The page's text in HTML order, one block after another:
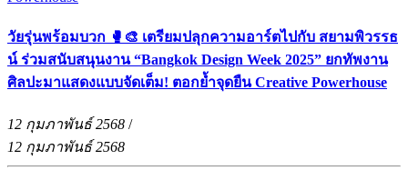
วัยรุ่นพร้อมบวก 🥊🎨 เตรียมปลุกความอาร์ตไปกับ สยามพิวรรธ
น์ ร่วมสนับสนุนงาน “Bangkok Design Week 2025” ยกทัพงาน
ศิลปะมาแสดงแบบจัดเต็ม! ตอกย้ำจุดยืน Creative Powerhouse
12 กุมภาพันธ์ 2568 /
12 กุมภาพันธ์ 2568